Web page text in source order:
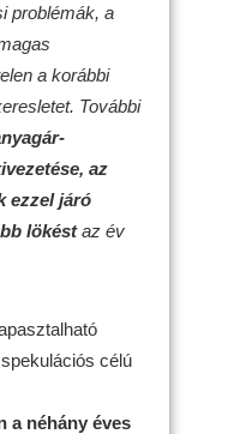
problémák, a
a korábbi
További
az
ezzel járó
lökéstaz év
célú
a néhány éves